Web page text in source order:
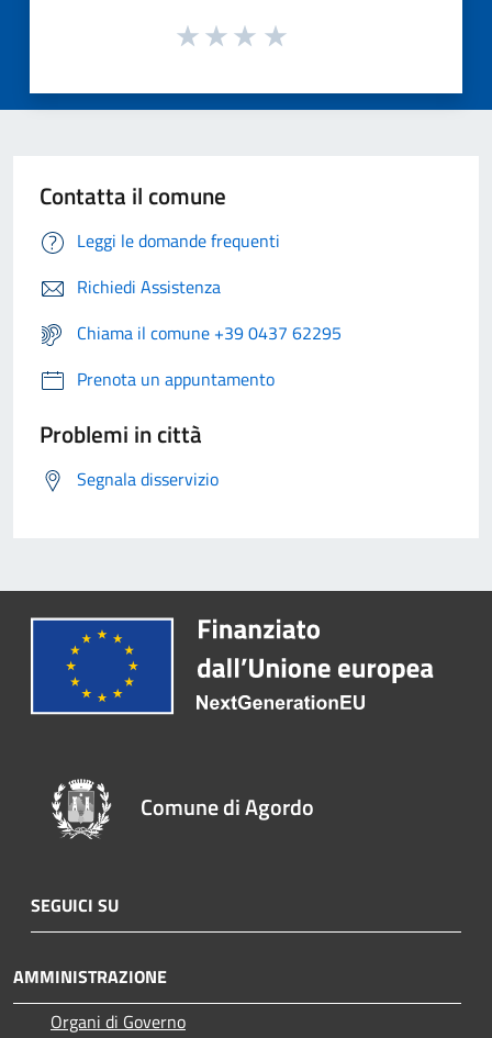
Contatta il comune
Leggi le domande frequenti
Richiedi Assistenza
Chiama il comune +39 0437 62295
Prenota un appuntamento
Problemi in città
Segnala disservizio
Comune di Agordo
SEGUICI SU
AMMINISTRAZIONE
Organi di Governo